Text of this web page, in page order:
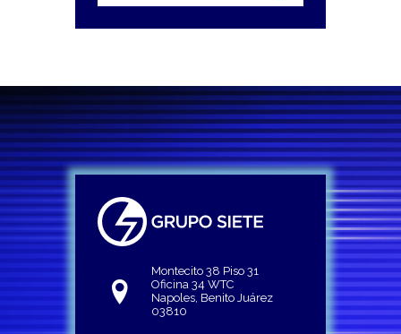
Montecito 38 Piso 31
Oficina 34 WTC
Napoles, Benito Juárez
03810